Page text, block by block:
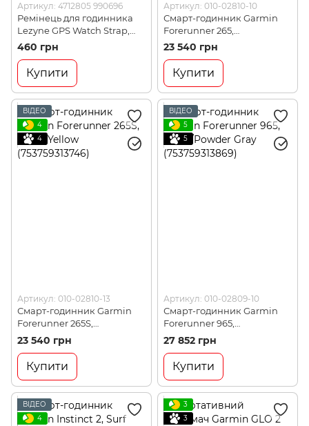
Артикул: 4712805 990696
Ремінець для годинника
Lezyne GPS Watch Strap,
Black, Y12 (4712805 990696)
460 грн
Купити
Артикул: 010-02810-10
Смарт-годинник Garmin
Forerunner 265,
Black/Powder Gray
(753759313715)
23 540 грн
Купити
ВІДЕО
4
4
Артикул: 010-02810-13
Смарт-годинник Garmin
Forerunner 265S,
Black/Yellow (753759313746)
23 540 грн
Купити
ВІДЕО
5
5
Артикул: 010-02809-10
Смарт-годинник Garmin
Forerunner 965,
Black/Powder Gray
(753759313869)
27 852 грн
Купити
ВІДЕО
4
3
3